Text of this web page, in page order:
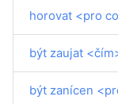
horovat <pro
být zaujat
být zanícen